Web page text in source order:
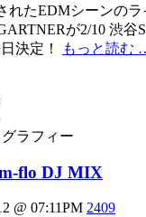
れたEDMシーンの
が2/10 渋谷
決定！
もっと読む
ラフィー
flo DJ MIX
@ 07:11PM 2409